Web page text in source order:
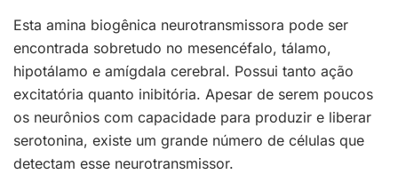
Esta amina biogênica neurotransmissora pode ser
encontrada sobretudo no mesencéfalo, tálamo,
hipotálamo e amígdala cerebral. Possui tanto ação
excitatória quanto inibitória. Apesar de serem poucos
os neurônios com capacidade para produzir e liberar
serotonina, existe um grande número de células que
detectam esse neurotransmissor.